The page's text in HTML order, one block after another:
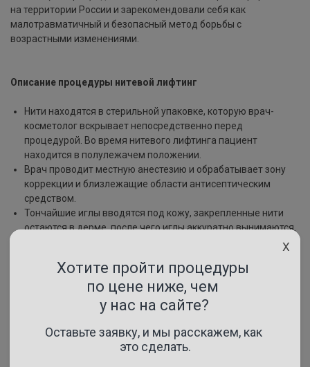
на территории России и зарекомендовали себя как
малотравматичный и безопасный метод борьбы с
возрастными изменениями.
Описание процедуры нитевой лифтинг
Нити находятся в стерильной упаковке, которую врач-
косметолог вскрывает непосредственно перед
процедурой. Во время нитевого лифтинга пациент
находится в полулежачем положении.
Врач проводит местную анестезию и обрабатывает зону
коррекции и близлежащие области антисептическим
средством.
Тончайшие иглы вводятся под кожу, закрепленные нити
остаются в дерме, после чего иглы аккуратно вынимаются.
В завершение процедуры специалист обрабатывает кожу
средства. Через 3-4 дня проводится контрольный осмотр
для оценки процесса восстановления.
Осложнения ограничиваются незначительным отеком,
возможны гематомы в местах уколов. Через 2 недели эти
признаки бесследно пропадают.
X